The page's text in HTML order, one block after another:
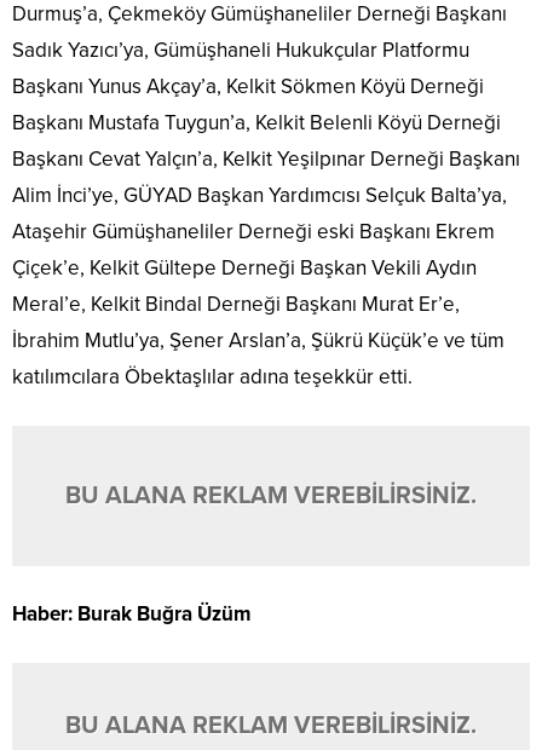
Durmuş’a, Çekmeköy Gümüşhaneliler Derneği Başkanı
Sadık Yazıcı’ya, Gümüşhaneli Hukukçular Platformu
Başkanı Yunus Akçay’a, Kelkit Sökmen Köyü Derneği
Başkanı Mustafa Tuygun’a, Kelkit Belenli Köyü Derneği
Başkanı Cevat Yalçın’a, Kelkit Yeşilpınar Derneği Başkanı
Alim İnci’ye, GÜYAD Başkan Yardımcısı Selçuk Balta’ya,
Ataşehir Gümüşhaneliler Derneği eski Başkanı Ekrem
Çiçek’e, Kelkit Gültepe Derneği Başkan Vekili Aydın
Meral’e, Kelkit Bindal Derneği Başkanı Murat Er’e,
İbrahim Mutlu’ya, Şener Arslan’a, Şükrü Küçük’e ve tüm
katılımcılara Öbektaşlılar adına teşekkür etti.
BU ALANA REKLAM VEREBİLİRSİNİZ.
Haber: Burak Buğra Üzüm
BU ALANA REKLAM VEREBİLİRSİNİZ.